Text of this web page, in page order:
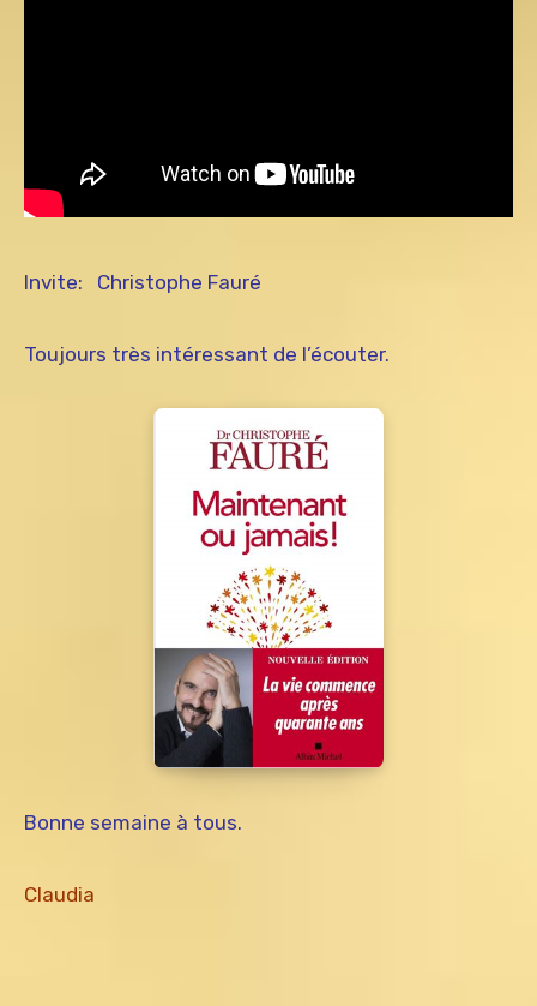
Invite: Christophe Fauré
Toujours très intéressant de l’écouter.
Bonne semaine à tous.
Claudia